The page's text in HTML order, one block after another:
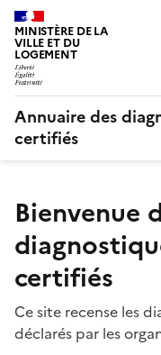
MINISTÈRE DE LA
VILLE ET DU
LOGEMENT
Annuaire des
certifiés
Bienvenue
certifiés
Ce site recense les
déclarés par les